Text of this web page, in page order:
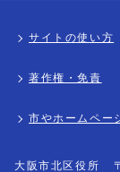
サイトの使い方
著作権・免責
市やホームペー
大阪市北区役所